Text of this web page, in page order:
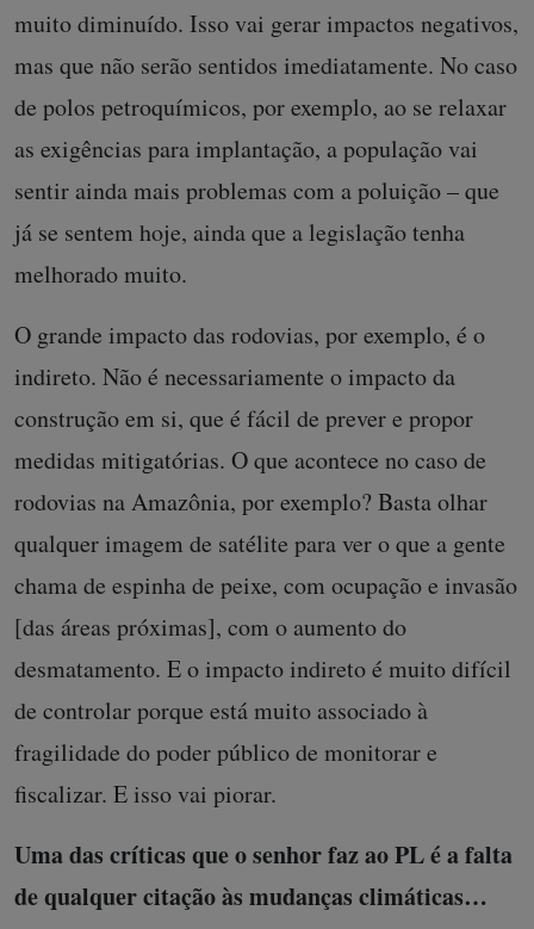
muito diminuído. Isso vai gerar impactos negativos,
mas que não serão sentidos imediatamente. No caso
de polos petroquímicos, por exemplo, ao se relaxar
as exigências para implantação, a população vai
sentir ainda mais problemas com a poluição – que
já se sentem hoje, ainda que a legislação tenha
melhorado muito.
O grande impacto das rodovias, por exemplo, é o
indireto. Não é necessariamente o impacto da
construção em si, que é fácil de prever e propor
medidas mitigatórias. O que acontece no caso de
rodovias na Amazônia, por exemplo? Basta olhar
qualquer imagem de satélite para ver o que a gente
chama de espinha de peixe, com ocupação e invasão
[das áreas próximas], com o aumento do
desmatamento. E o impacto indireto é muito difícil
de controlar porque está muito associado à
fragilidade do poder público de monitorar e
fiscalizar. E isso vai piorar.
Uma das críticas que o senhor faz ao PL é a falta
de qualquer citação às mudanças climáticas…